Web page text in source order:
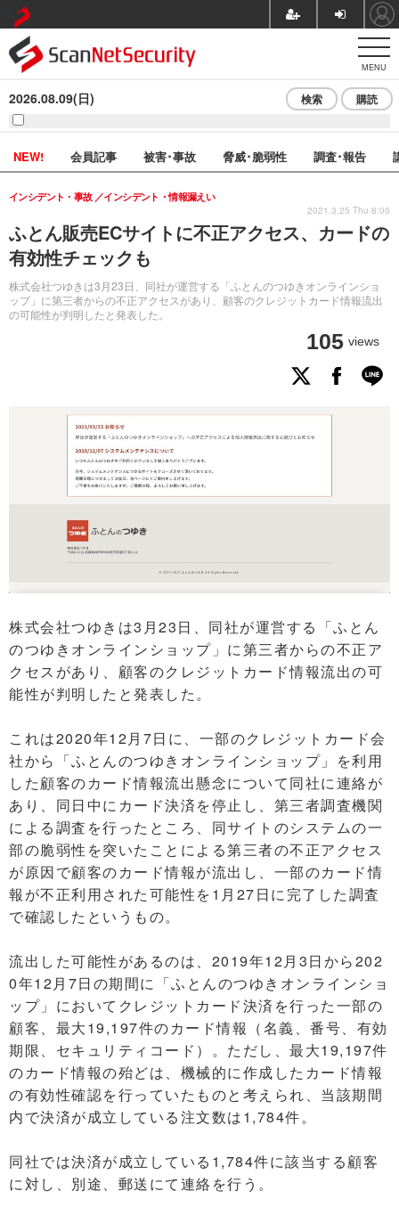
MENU
2026.08.09(日) 検索 購読
NEW! 会員記事 被害･事故 脅威･脆弱性 調査･報告
ふとん販売ECサイトに不正アクセス、カードの
有効性チェックも
株式会社つゆきは3月23日、同社が運営する「ふとんのつゆきオンラインショ
ップ」に第三者からの不正アクセスがあり、顧客のクレジットカード情報流出
の可能性が判明したと発表した。
インシデント・事故 インシデント・情報漏えい
105 views
2021.3.25 Thu 8:00
株式会社つゆきは3月23日、同社が運営する「ふとん
のつゆきオンラインショップ」に第三者からの不正ア
クセスがあり、顧客のクレジットカード情報流出の可
能性が判明したと発表した。
これは2020年12月7日に、一部のクレジットカード会
社から「ふとんのつゆきオンラインショップ」を利用
した顧客のカード情報流出懸念について同社に連絡が
あり、同日中にカード決済を停止し、第三者調査機関
による調査を行ったところ、同サイトのシステムの一
部の脆弱性を突いたことによる第三者の不正アクセス
が原因で顧客のカード情報が流出し、一部のカード情
報が不正利用された可能性を1月27日に完了した調査
で確認したというもの。
流出した可能性があるのは、2019年12月3日から202
0年12月7日の期間に「ふとんのつゆきオンラインショ
ップ」においてクレジットカード決済を行った一部の
顧客、最大19,197件のカード情報（名義、番号、有効
期限、セキュリティコード）。ただし、最大19,197件
のカード情報の殆どは、機械的に作成したカード情報
の有効性確認を行っていたものと考えられ、当該期間
内で決済が成立している注文数は1,784件。
同社では決済が成立している1,784件に該当する顧客
に対し、別途、郵送にて連絡を行う。